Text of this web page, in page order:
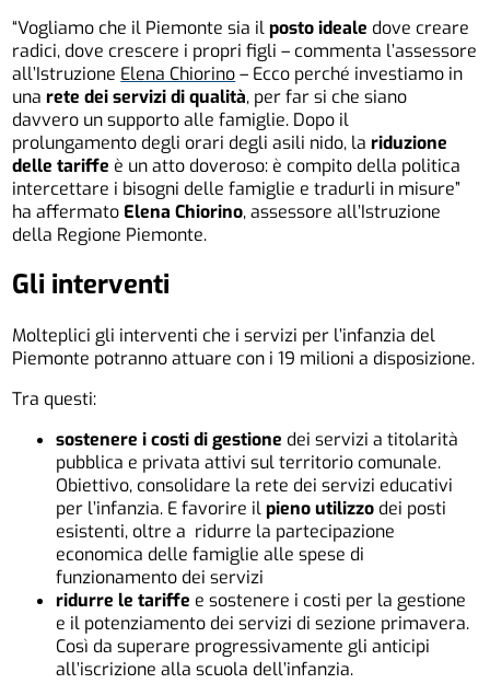
“Vogliamo che il Piemonte sia ilposto ideale dove creare
radici, dove crescere i propri figli – commenta l’assessore
all’Istruzione Elena Chiorino– Ecco perché investiamo in
unarete dei servizi di qualità, per far si che siano
davvero un supporto alle famiglie. Dopo il
prolungamento degli orari degli asili nido, lariduzione
delle tariffe è un atto doveroso: è compito della politica
intercettare i bisogni delle famiglie e tradurli in misure”
ha affermato Elena Chiorino, assessore all’Istruzione
della Regione Piemonte.
Gli interventi
Molteplici gli interventi che i servizi per l’infanzia del
Piemonte potranno attuare con i 19 milioni a disposizione.
Tra questi:
sostenere i costi di gestione dei servizi a titolarità
pubblica e privata attivi sul territorio comunale.
Obiettivo, consolidare la rete dei servizi educativi
per l’infanzia. E favorire ilpieno utilizzo dei posti
esistenti, oltre a ridurre la partecipazione
economica delle famiglie alle spese di
funzionamento dei servizi
ridurre le tariffe e sostenere i costi per la gestione
e il potenziamento dei servizi di sezione primavera.
Così da superare progressivamente gli anticipi
all’iscrizione alla scuola dell’infanzia.